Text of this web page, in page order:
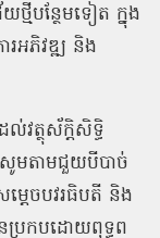
បន្ថែមទៀត ក្នុង
រអភិវឌ្ឍ និង
វត្ថុស័ក្តិសិទ្ធិ
សូមតាមជួយបីបាច់
ដេចបវរធិបតី និង
ប្រកបដោយពុទ្ធព